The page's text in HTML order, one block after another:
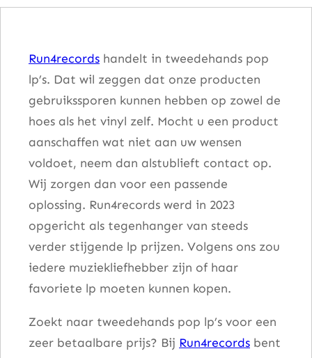
Run4records handelt in tweedehands pop
lp’s. Dat wil zeggen dat onze producten
gebruikssporen kunnen hebben op zowel de
hoes als het vinyl zelf. Mocht u een product
aanschaffen wat niet aan uw wensen
voldoet, neem dan alstublieft contact op.
Wij zorgen dan voor een passende
oplossing. Run4records werd in 2023
opgericht als tegenhanger van steeds
verder stijgende lp prijzen. Volgens ons zou
iedere muziekliefhebber zijn of haar
favoriete lp moeten kunnen kopen.
Zoekt naar tweedehands pop lp’s voor een
zeer betaalbare prijs? Bij Run4records bent